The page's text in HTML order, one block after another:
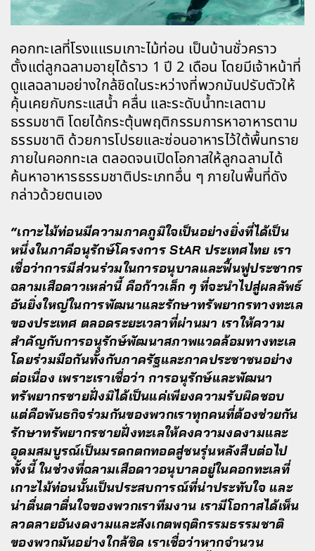
คอกทะเลที่โรงแแรมเกาะไม้ท่อน เป็นบ้านชั่วคราว
ตั้งแต่ลูกฉลามอายุได้ราว 1 ปี 2 เดือน โดยมีเจ้าหน้าที่
ดูแลฉลามอย่างใกล้ชิดในระหว่างที่พวกมันปรับตัวให้
คุ้นเคยกับกระแสน้ำ คลื่น และระดับน้ำทะเลตาม
ธรรมชาติ โดยได้กระตุ้นพฤติกรรมการหาอาหารตาม
ธรรมชาติ ด้วยการโปรยและซ่อนอาหารไว้ใต้พื้นทราย
ภายในคอกทะเล ตลอดจนเปิดโอกาสให้ลูกฉลามได้
ค้นหาอาหารธรรมชาติประเภทอื่น ๆ ภายในพื้นที่ดัง
กล่าวด้วยตนเอง
“เกาะไม้ท่อนมีความภาคภูมิใจเป็นอย่างยิ่งที่ได้เป็น
หนึ่งในภาคีอนุรักษ์โครงการ StAR ประเทศไทย เรา
เชื่อว่าการมีส่วนร่วมในการอนุบาลและฟื้นฟูประชากร
ฉลามเสือดาวเหล่านี้ คือก้าวเล็ก ๆ ที่จะนำไปสู่ผลลัพธ์
อันยิ่งใหญ่ในการพัฒนาและรักษาทรัพยากรทางทะเล
ของประเทศ ตลอดระยะเวลาที่ผ่านมา เราให้ความ
สำคัญกับการอนุรักษ์พัฒนาสภาพแวดล้อมทางทะเล
โดยร่วมมือกันทั้งกับภาครัฐและภาคประชาชนอย่าง
ต่อเนื่อง เพราะเราเชื่อว่า การอนุรักษ์และพัฒนา
ทรัพยากรชายฝั่งมิได้เป็นแค่เพียงความรับผิดชอบ
แต่คือพันธกิจร่วมกันของพวกเราทุกคนที่ต้องช่วยกัน
รักษาทรัพยากรชายฝั่งทะเลให้คงความงดงามและ
อุดมสมบูรณ์เป็นมรดกตกทอดสู่ชนรุ่นหลังสืบต่อไป
ทั้งนี้ ในช่วงที่ฉลามเสือดาวอนุบาลอยู่ในคอกทะเลที่
เกาะไม้ท่อนนั้นเป็นประสบการณ์ที่น่าประทับใจ และ
น่าตื่นตาตื่นใจของพวกเราทีมงาน เรามีโอกาสได้เห็น
ลวดลายอันงดงามและสังเกตพฤติกรรมธรรมชาติ
ของพวกมันอย่างใกล้ชิด เราเชื่อว่าหากจำนวน